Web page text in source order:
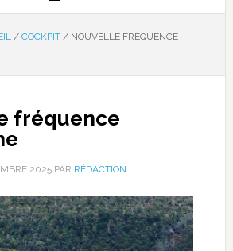
/ COCKPIT /NOUVELLE FRÉQUENCE
fréquence
2025PAR RÉDACTION